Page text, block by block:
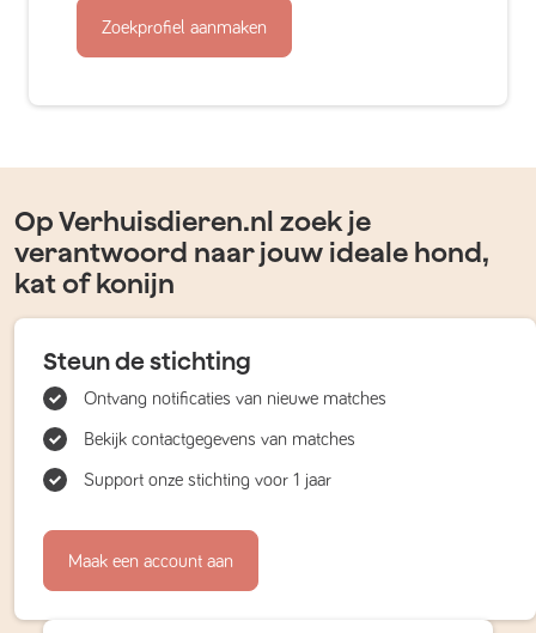
Zoekprofiel aanmaken
Op Verhuisdieren.nl zoek je
verantwoord naar jouw ideale hond,
kat of konijn
Steun de stichting
Ontvang notificaties van nieuwe matches
Bekijk contactgegevens van matches
Support onze stichting voor 1 jaar
Maak een account aan